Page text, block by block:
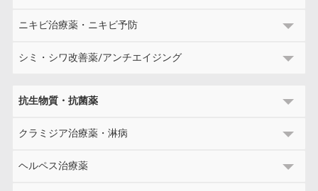
ニキビ治療薬・ニキビ予防
シミ・シワ改善薬/アンチエイジング
抗生物質・抗菌薬
クラミジア治療薬・淋病
ヘルペス治療薬